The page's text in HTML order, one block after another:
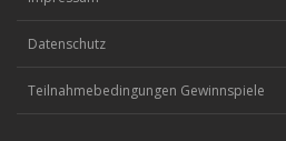
Datenschutz
Teilnahmebedingungen Gewinnspiele